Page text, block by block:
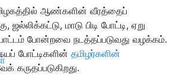
ஆண்களின் வீரத்தைப்
ஜல்லிக்கட்டு, மாடு பிடி போட்டி, ஏறு
போன்றவை நடத்தப்படுவது வழக்கம்.
போட்டிகளின் தமிழர்களின்
கருதப்படுகிறது.